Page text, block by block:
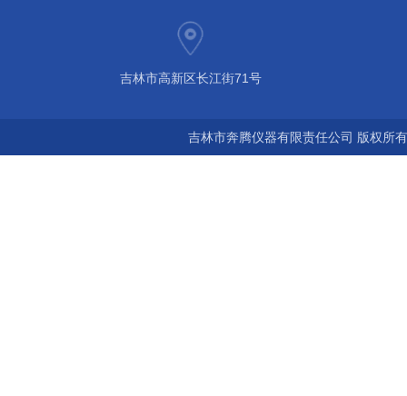
吉林市高新区长江街71号
吉林市奔腾仪器有限责任公司 版权所